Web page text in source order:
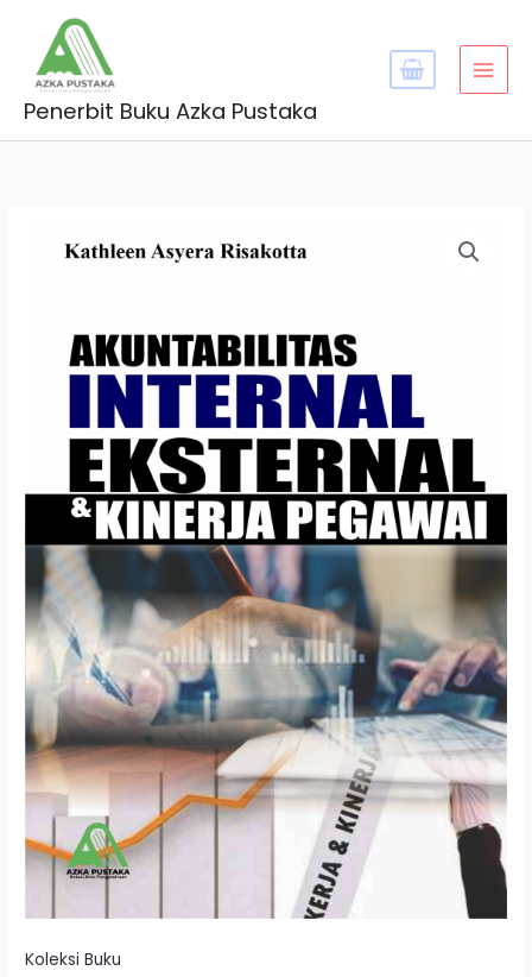
content
Penerbit Buku Azka Pustaka
Koleksi Buku